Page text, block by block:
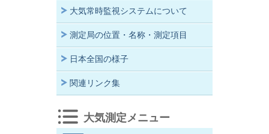
大気常時監視システムについて
測定局の位置・名称・測定項目
日本全国の様子
関連リンク集
大気測定メニュー